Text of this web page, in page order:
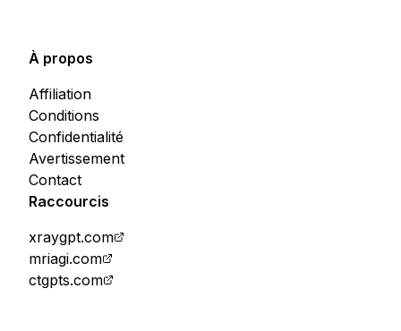
À propos
Affiliation
Conditions
Confidentialité
Avertissement
Contact
Raccourcis
xraygpt.com
mriagi.com
ctgpts.com